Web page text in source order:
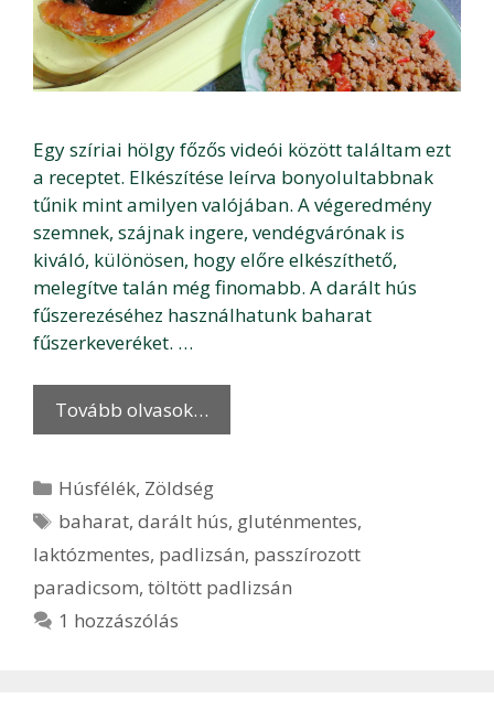
Egy szíriai hölgy főzős videói között találtam ezt
a receptet. Elkészítése leírva bonyolultabbnak
tűnik mint amilyen valójában. A végeredmény
szemnek, szájnak ingere, vendégvárónak is
kiváló, különösen, hogy előre elkészíthető,
melegítve talán még finomabb. A darált hús
fűszerezéséhez használhatunk baharat
fűszerkeveréket. …
Tovább olvasok…
Kategória
Húsfélék, Zöldség
Címkék
baharat,darált hús, gluténmentes,
laktózmentes, padlizsán, passzírozott
paradicsom, töltött padlizsán
1 hozzászólás